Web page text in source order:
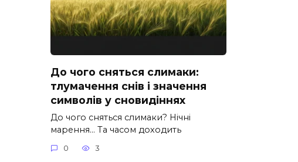
До чого сняться слимаки:
тлумачення снів і значення
символів у сновидіннях
До чого сняться слимаки? Нічні
марення… Та часом доходить
0 3